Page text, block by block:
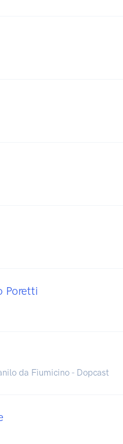
Poretti
da Fiumicino - Dopcast